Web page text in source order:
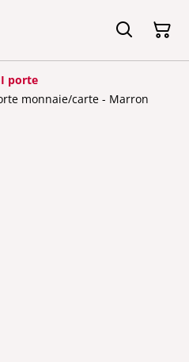
porte
monnaie/carte - Marron